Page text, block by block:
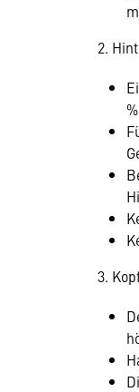
2.
3.